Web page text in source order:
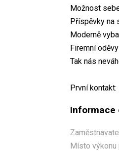
Možnost
Příspěvky na
Moderně
Firemní oděvy
Tak nás
První
Informace
Místo výkonu